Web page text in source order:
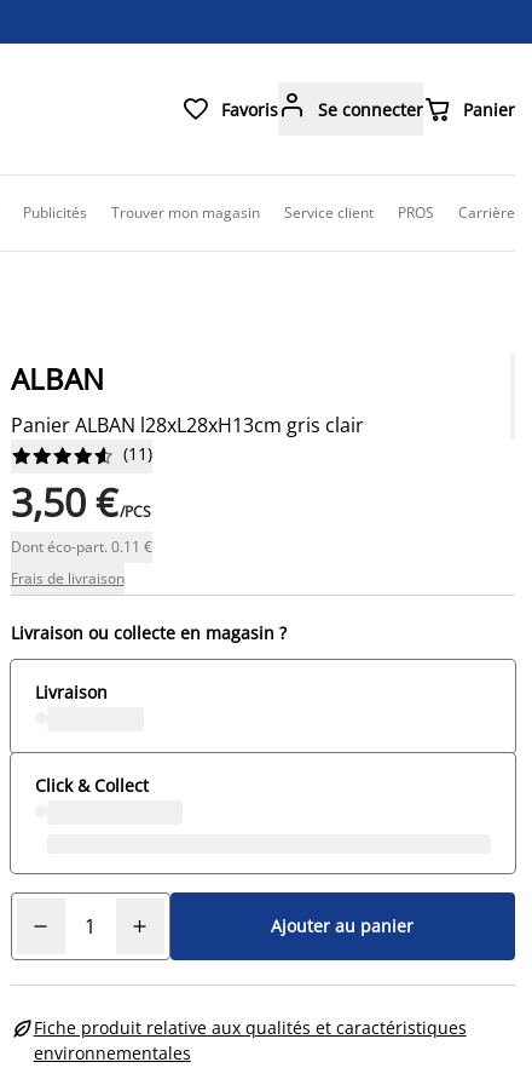
 Favoris Se connecter Panier
Publicités Trouver mon magasin Service client PROS Carrière
ALBAN
Panier ALBAN l28xL28xH13cm gris clair





 (11)
3,50 €/PCS
Dont éco-part. 0.11 €
Frais de livraison
Livraison ou collecte en magasin ?
Livraison
Click & Collect
Ajouter au panier
Fiche produit relative aux qualités et caractéristiques
environnementales